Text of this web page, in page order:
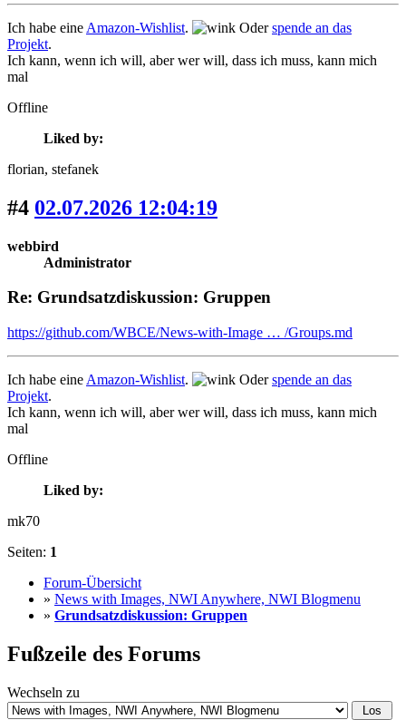
Ich habe eine Amazon-Wishlist. Oderspende an das
Projekt.
Ich kann, wenn ich will, aber wer will, dass ich muss, kann mich
mal
Offline
Liked by:
florian, stefanek
#4 02.07.2026 12:04:19
webbird
Administrator
Re: Grundsatzdiskussion: Gruppen
https://github.com/WBCE/News-with-Image … /Groups.md
Ich habe eine Amazon-Wishlist. Oderspende an das
Projekt.
Ich kann, wenn ich will, aber wer will, dass ich muss, kann mich
mal
Offline
Liked by:
mk70
Seiten: 1
Forum-Übersicht
» News with Images, NWI Anywhere, NWI Blogmenu
» Grundsatzdiskussion: Gruppen
Fußzeile des Forums
Wechseln zu